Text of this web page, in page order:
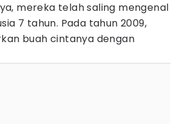
mereka telah saling mengenal
7 tahun. Pada tahun 2009,
buah cintanya dengan